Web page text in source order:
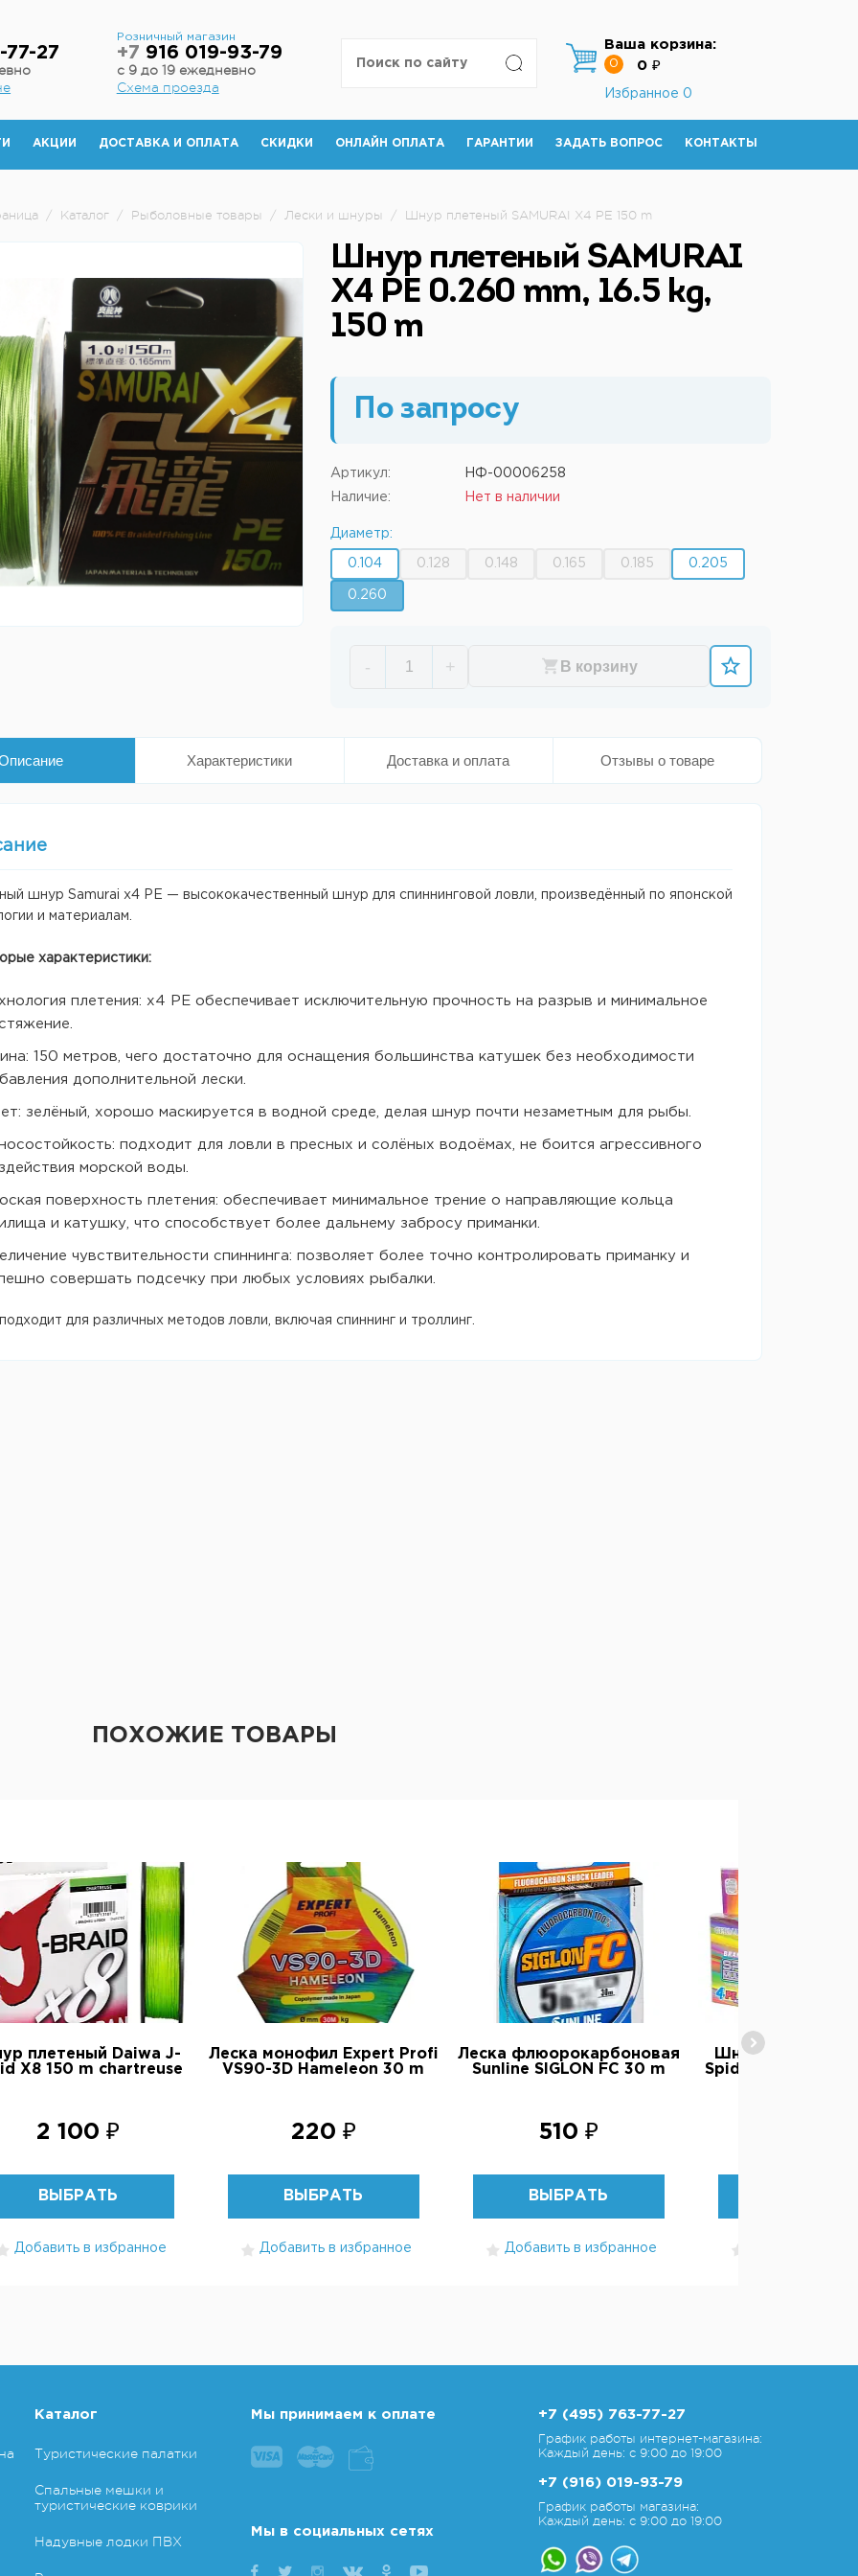
77-27
Розничный магазин
+7 916 019-93-79
с 9 до 19 ежедневно
Схема проезда
Ваша корзина:
0 0 ₽
Избранное 0
АКЦИИ ДОСТАВКА И ОПЛАТА СКИДКИ ОНЛАЙН ОПЛАТА ГАРАНТИИ ЗАДАТЬ ВОПРОС КОНТАКТЫ
/ Каталог / Рыболовные товары / Лески и шнуры / Шнур плетеный SAMURAI X4 PE 150 m
Шнур плетеный SAMURAI
X4 PE 0.260 mm, 16.5 kg,
150 m
По запросу
Артикул: НФ-00006258
Наличие: Нет в наличии
Диаметр:
0.104 0.128 0.148 0.165 0.185 0.205
0.260
- + В корзину
Характеристики Доставка и оплата Отзывы о товаре
шнур Samurai x4 PE — высококачественный шнур для спиннинговой ловли, произведённый по японской
и материалам.
характеристики:
плетения: x4 PE обеспечивает исключительную прочность на разрыв и минимальное
150 метров, чего достаточно для оснащения большинства катушек без необходимости
дополнительной лески.
зелёный, хорошо маскируется в водной среде, делая шнур почти незаметным для рыбы.
подходит для ловли в пресных и солёных водоёмах, не боится агрессивного
морской воды.
поверхность плетения: обеспечивает минимальное трение о направляющие кольца
и катушку, что способствует более дальнему забросу приманки.
чувствительности спиннинга: позволяет более точно контролировать приманку и
совершать подсечку при любых условиях рыбалки.
для различных методов ловли, включая спиннинг и троллинг.
ПОХОЖИЕ ТОВАРЫ
плетеный Daiwa J-
X8 150 m chartreuse
2 100 ₽
ВЫБРАТЬ
Добавить в избранное
Леска монофил Expert Profi
VS90-3D Hameleon 30 m
220 ₽
ВЫБРАТЬ
Добавить в избранное
Леска флюорокарбоновая
Sunline SIGLON FC 30 m
510 ₽
ВЫБРАТЬ
Добавить в избранное
Шнур плетеный
Spider X4
Каталог
Туристические палатки
Спальные мешки и
туристические коврики
Надувные лодки ПВХ
Мы принимаем к оплате
Мы в социальных сетях
+7 (495) 763-77-27
График работы интернет-магазина:
Каждый день: с 9:00 до 19:00
+7 (916) 019-93-79
График работы магазина:
Каждый день: с 9:00 до 19:00